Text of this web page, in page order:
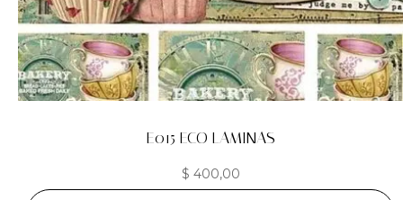
E015 ECO LAMINAS
$ 400,00